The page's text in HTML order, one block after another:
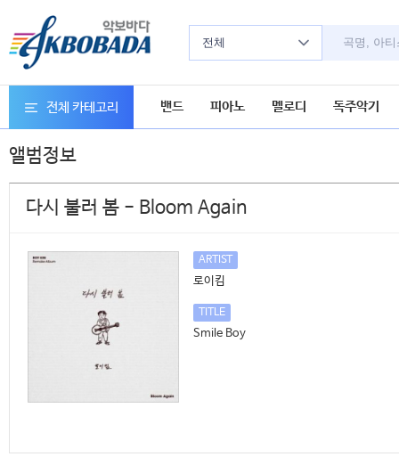
전체
전체 카테고리 밴드 피아노 멜로디 독주악기
앨범정보
다시 불러 봄 - Bloom Again
ARTIST
로이킴
TITLE
Smile Boy